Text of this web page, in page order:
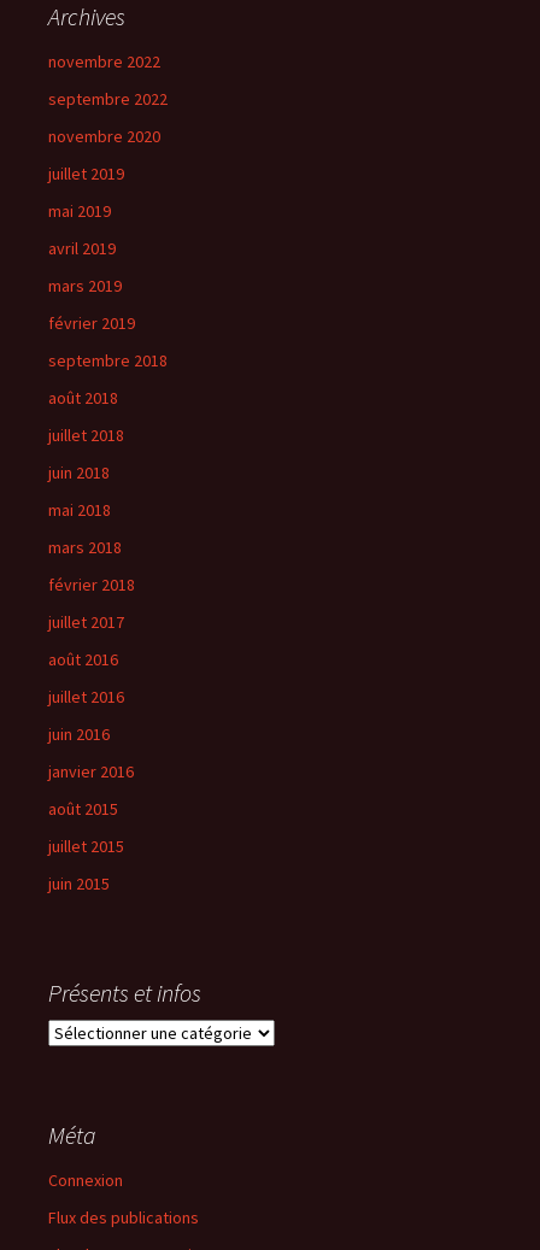
Archives
novembre 2022
septembre 2022
novembre 2020
juillet 2019
mai 2019
avril 2019
mars 2019
février 2019
septembre 2018
août 2018
juillet 2018
juin 2018
mai 2018
mars 2018
février 2018
juillet 2017
août 2016
juillet 2016
juin 2016
janvier 2016
août 2015
juillet 2015
juin 2015
Présents et infos
Présents
Méta
Connexion
Flux des publications